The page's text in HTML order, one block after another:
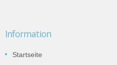
Information
Startseite